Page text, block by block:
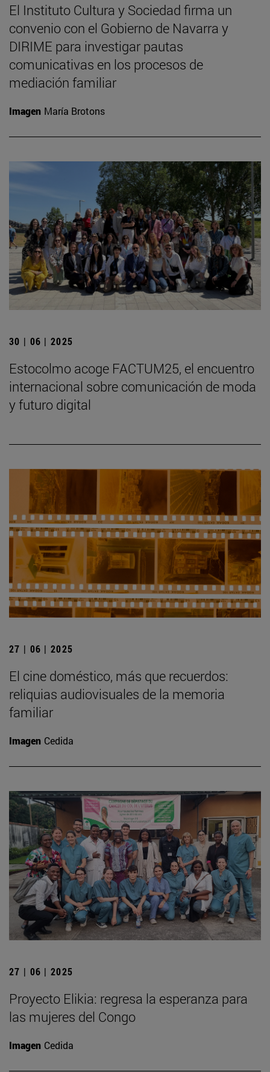
El Instituto Cultura y Sociedad firma un
convenio con el Gobierno de Navarra y
DIRIME para investigar pautas
comunicativas en los procesos de
mediación familiar
Imagen María Brotons
30 | 06 | 2025
Estocolmo acoge FACTUM25, el encuentro
internacional sobre comunicación de moda
y futuro digital
27 | 06 | 2025
El cine doméstico, más que recuerdos:
reliquias audiovisuales de la memoria
familiar
Imagen Cedida
27 | 06 | 2025
Proyecto Elikia: regresa la esperanza para
las mujeres del Congo
Imagen Cedida